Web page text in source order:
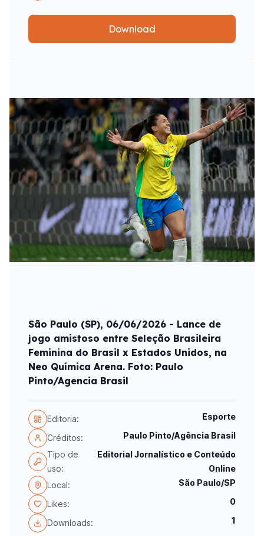
Download
São Paulo (SP), 06/06/2026 - Lance de
jogo amistoso entre Seleção Brasileira
Feminina do Brasil x Estados Unidos, na
Neo Química Arena. Foto: Paulo
Pinto/Agencia Brasil
Editoria: Esporte
Créditos:
Paulo Pinto/Agência Brasil
Tipo de
uso:
Editorial Jornalístico e Conteúdo
Online
Local:
São Paulo/SP
Likes: 0
Downloads: 1